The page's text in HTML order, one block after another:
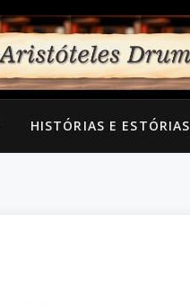
HISTÓRIAS E ESTÓRIAS